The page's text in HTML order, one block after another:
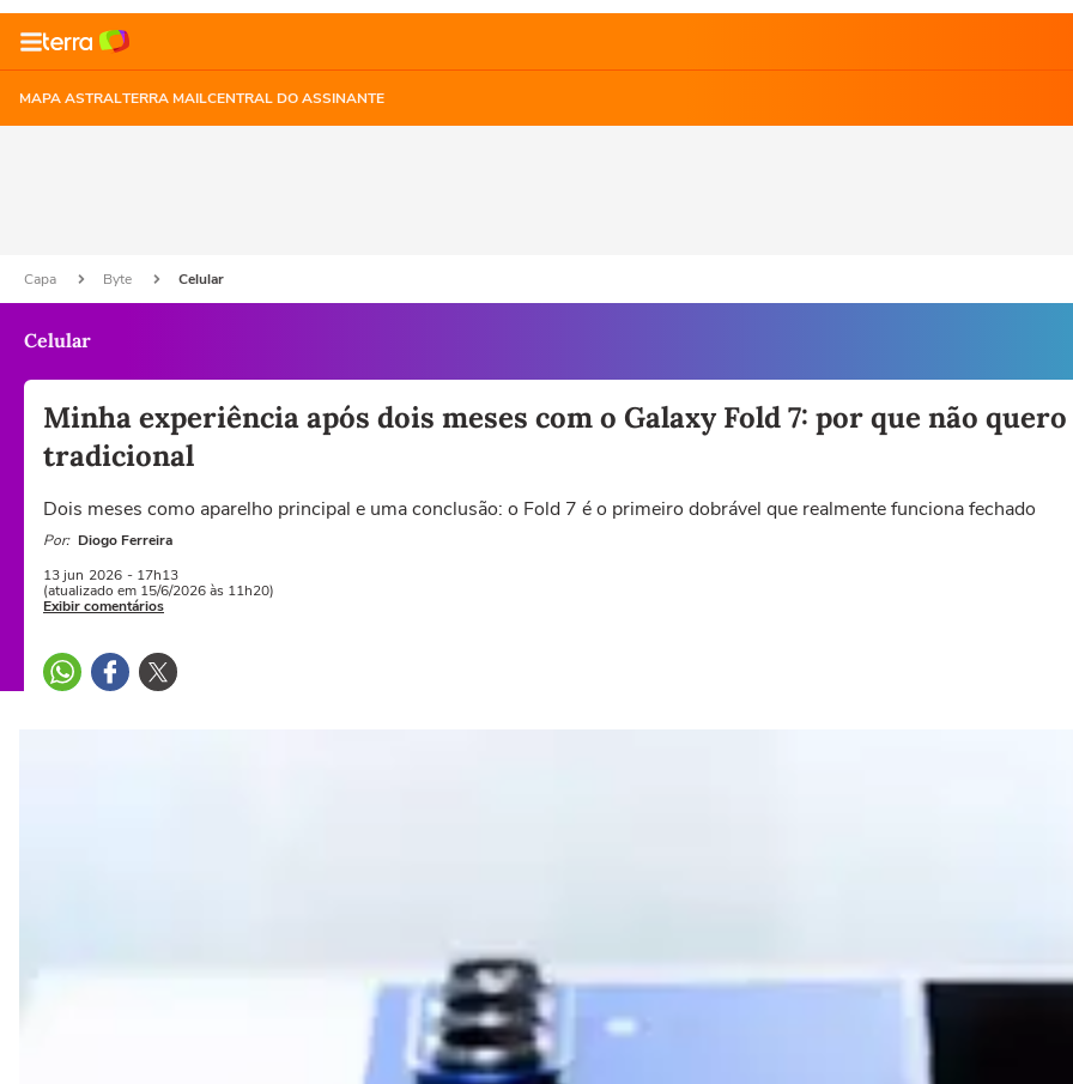
MAPA ASTRALTERRA MAILCENTRAL DO ASSINANTE
Capa Byte Celular
Celular
Minha experiência após dois meses com o Galaxy Fold 7: por que não
tradicional
Dois meses como aparelho principal e uma conclusão: o Fold 7 é o primeiro dobrável que realmente funciona fechado
Por: Diogo Ferreira
13 jun 2026 - 17h13
(atualizado em 15/6/2026 às 11h20)
Exibir comentários